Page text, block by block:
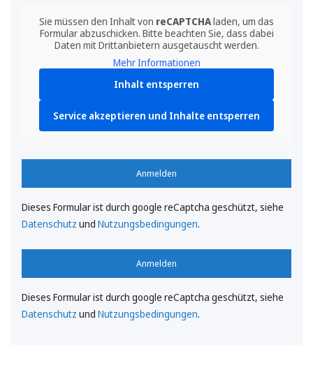
Sie müssen den Inhalt von reCAPTCHAladen, um das
Formular abzuschicken. Bitte beachten Sie, dass dabei
Daten mit Drittanbietern ausgetauscht werden.
Mehr Informationen
Inhalt entsperren
Service akzeptieren und Inhalte entsperren
Anmelden
Dieses Formular ist durch google reCaptcha geschützt, siehe
Datenschutz und Nutzungsbedingungen.
Anmelden
Dieses Formular ist durch google reCaptcha geschützt, siehe
Datenschutz und Nutzungsbedingungen.